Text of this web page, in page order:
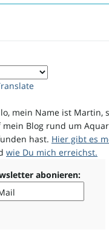
mein Name ist Martin,
mein Blog rund um
hast. Hier gibt es
wie Du mich erreichst.
abonieren: